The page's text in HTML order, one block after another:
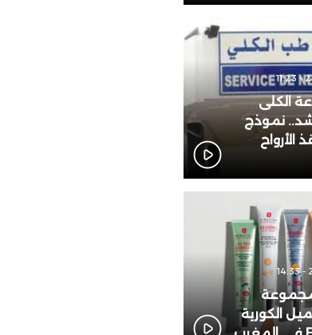
الكلى
نموذج
الأرواح
الكورية